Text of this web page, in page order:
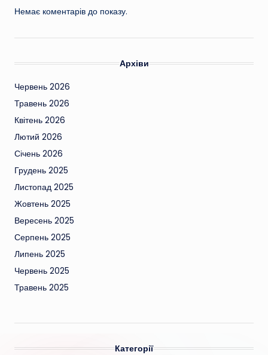
Немає коментарів до показу.
Архіви
Червень 2026
Травень 2026
Квітень 2026
Лютий 2026
Січень 2026
Грудень 2025
Листопад 2025
Жовтень 2025
Вересень 2025
Серпень 2025
Липень 2025
Червень 2025
Травень 2025
Категорії